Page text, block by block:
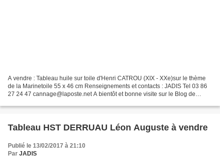
A vendre : Tableau huile sur toile d'Henri CATROU (XIX - XXe)sur le thème
de la Marinetoile 55 x 46 cm Renseignements et contacts : JADIS Tel 03 86
27 24 47 cannage@laposte.net A bientôt et bonne visite sur le Blog de
Tableau HST DERRUAU Léon Auguste à vendre
Publié le 13/02/2017 à 21:10
Par JADIS